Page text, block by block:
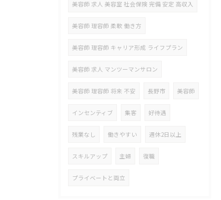
美容師 求人 美容室 社会保険 完備 安定 高収入
美容師 理容師 柔軟 働き方
美容師 理容師 キャリア形成 ライフプラン
美容師 求人 マンツーマンサロン
美容師 理容師 将来 不安 長野市 美容師
インセンティブ 集客 好待遇
残業なし 働きやすい 週休2日以上
スキルアップ 主婦 復職
プライベートと両立